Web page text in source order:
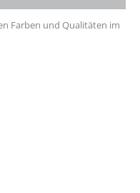
Farben und Qualitäten im